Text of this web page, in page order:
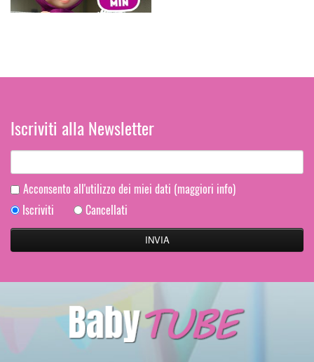
Iscriviti alla Newsletter
Acconsento all'utilizzo dei miei dati (maggiori info)
Iscriviti
Cancellati